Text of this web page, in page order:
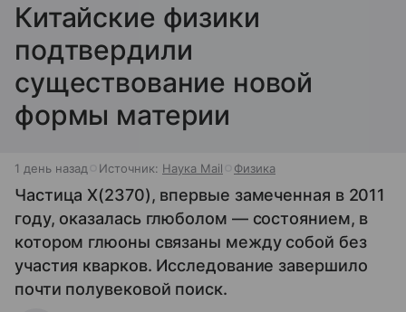
Китайские физики
подтвердили
существование новой
формы материи
1 день назад Источник: Наука Mail Физика
Частица X(2370), впервые замеченная в 2011
году, оказалась глюболом — состоянием, в
котором глюоны связаны между собой без
участия кварков. Исследование завершило
почти полувековой поиск.